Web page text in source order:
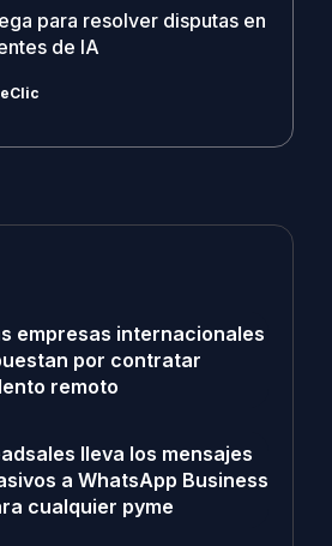
para resolver disputas en
de IA
empresas internacionales
por contratar
remoto
lleva los mensajes
a WhatsApp Business
cualquier pyme